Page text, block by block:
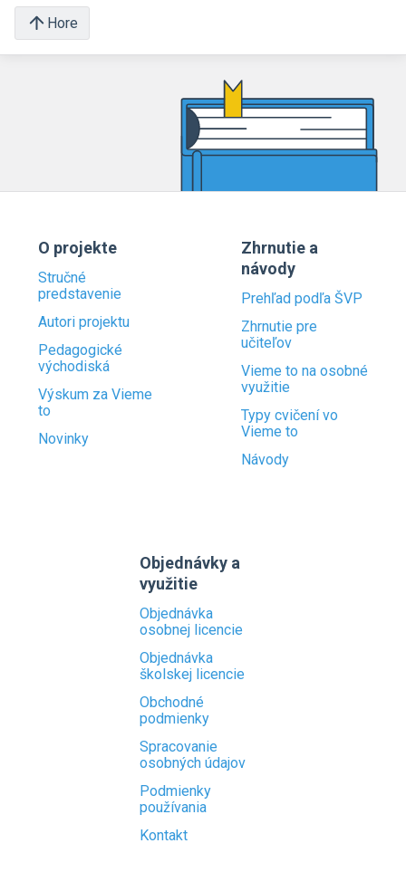
Hore
O projekte
Stručné
predstavenie
Autori projektu
Pedagogické
východiská
Výskum za Vieme
to
Novinky
Zhrnutie a
návody
Prehľad podľa ŠVP
Zhrnutie pre
učiteľov
Vieme to na osobné
využitie
Typy cvičení vo
Vieme to
Návody
Objednávky a
využitie
Objednávka
osobnej licencie
Objednávka
školskej licencie
Obchodné
podmienky
Spracovanie
osobných údajov
Podmienky
používania
Kontakt